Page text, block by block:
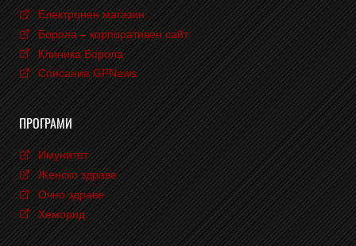
Електронен магазин
Борола – корпоративен сайт
Клиника Борола
Списание GPNews
ПРОГРАМИ
Имунитет
Женско здраве
Очно здраве
Хеморид